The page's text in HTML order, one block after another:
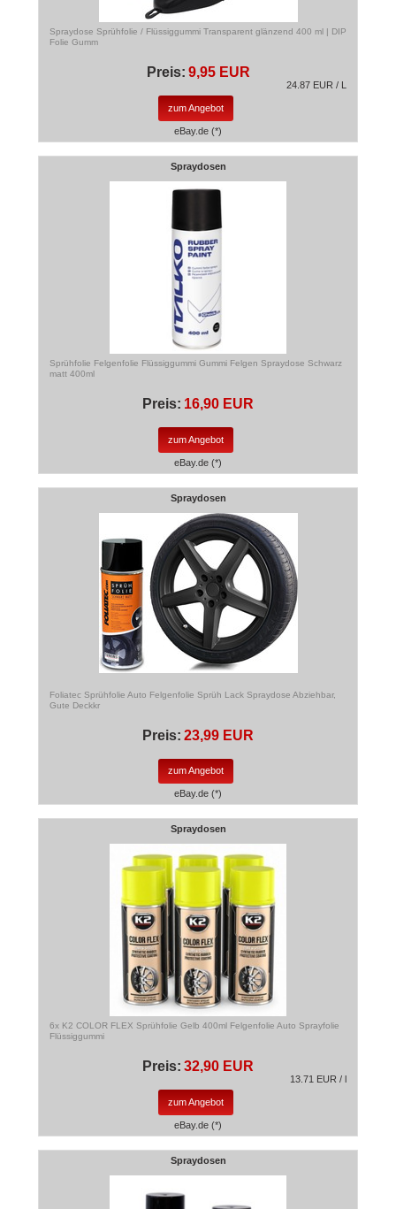
Spraydose Sprühfolie / Flüssiggummi Transparent glänzend 400 ml | DIP
Folie Gumm
Preis: 9,95 EUR
24.87 EUR / L
zum Angebot
eBay.de (*)
Spraydosen
Sprühfolie Felgenfolie Flüssiggummi Gummi Felgen Spraydose Schwarz
matt 400ml
Preis: 16,90 EUR
zum Angebot
eBay.de (*)
Spraydosen
Foliatec Sprühfolie Auto Felgenfolie Sprüh Lack Spraydose Abziehbar,
Gute Deckkr
Preis: 23,99 EUR
zum Angebot
eBay.de (*)
Spraydosen
6x K2 COLOR FLEX Sprühfolie Gelb 400ml Felgenfolie Auto Sprayfolie
Flüssiggummi
Preis: 32,90 EUR
13.71 EUR / l
zum Angebot
eBay.de (*)
Spraydosen